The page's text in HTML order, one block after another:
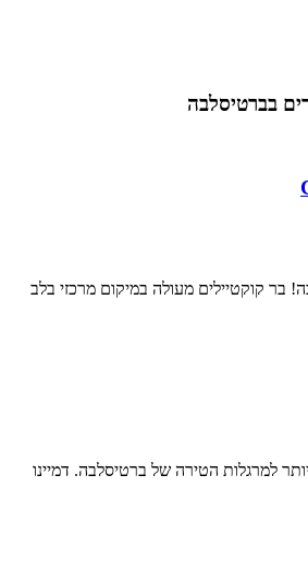
בברטיסלבה
בר קוקטיילים מעולה במיקום מרכזי בלב
למרגלות הטירה של ברטיסלבה. דמיינו